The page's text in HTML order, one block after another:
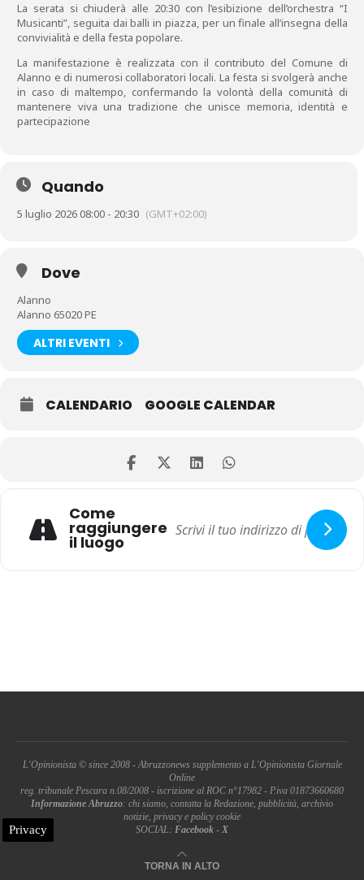
La serata si chiuderà alle 20:30 con l’esibizione dell’orchestra “I
Musicanti”, seguita dai balli in piazza, per un finale all’insegna della
convivialità e della festa popolare.
La manifestazione è realizzata con il contributo del Comune di
Alanno e di numerosi collaboratori locali. La festa si svolgerà anche
in caso di maltempo, confermando la volontà della comunità di
mantenere viva una tradizione che unisce memoria, identità e
partecipazione
Quando
5 luglio 2026 08:00 - 20:30 (GMT+02:00)
Dove
Alanno
Alanno 65020 PE
ALTRI EVENTI
CALENDARIO GOOGLE CALENDAR
Come
raggiungere
il luogo
L'Opinionista © since 2008 - Abruzzonews supplemento a L'Opinionista Giornale
Online
reg. tribunale Pescara n.08/2008 - iscrizione al ROC n°17982 - P.iva 01873660680
Informazione Abruzzo: chi siamo, contatta la Redazione, pubblicità, archivio
notizie, privacy e policy cookie
SOCIAL: Facebook - X
Privacy
TORNA IN ALTO